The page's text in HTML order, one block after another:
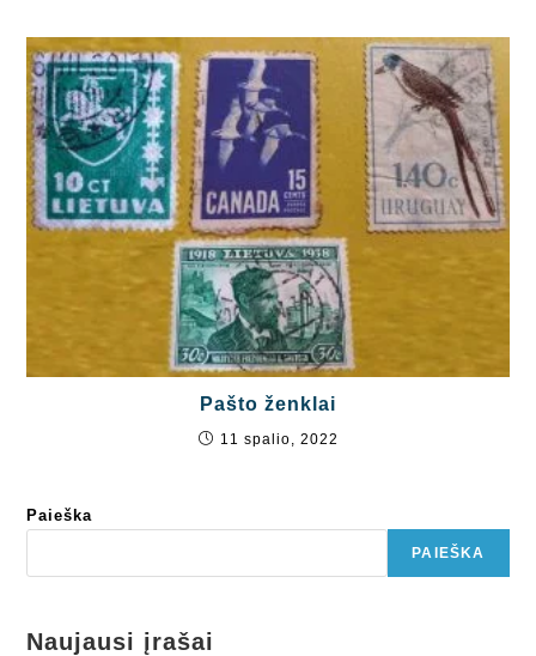
Pašto ženklai
11 spalio, 2022
Paieška
PAIEŠKA
Naujausi įrašai